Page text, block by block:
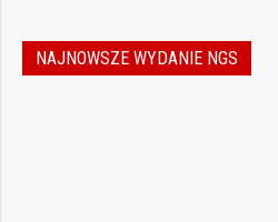
NAJNOWSZE WYDANIE NGS